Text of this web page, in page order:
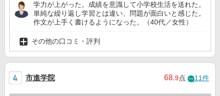
学力が上がった。成績を意識して小学校生活を送れた。
単純な繰り返し学習とは違い、問題が面白いと感じた。
作文が上手く書けるようになった。（40代／女性）
その他の口コミ・評判
市進学院 68.9点 11件